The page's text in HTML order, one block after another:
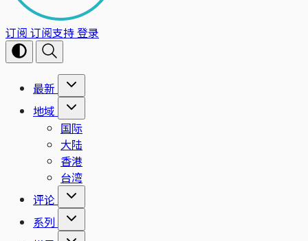
订阅 订阅支持登录
最新
地域
国际
大陆
香港
台湾
评论
系列